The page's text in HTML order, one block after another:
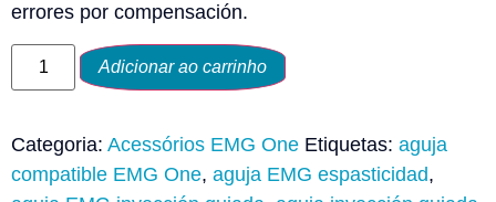
errores por compensación.
Adicionar ao carrinho
Categoria: Acessórios EMG One Etiquetas: aguja
compatible EMG One, aguja EMG espasticidad,